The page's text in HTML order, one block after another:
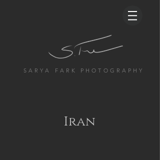
S A R Y A F A R K P H O T O G R A P H Y
Iran